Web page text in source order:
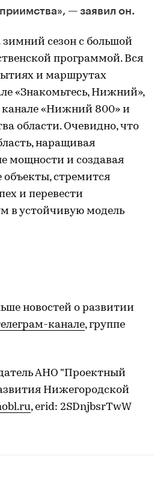
— заявил он.
зимний сезон с большой
программой. Вся
и маршрутах
«Знакомьтесь, Нижний»,
«Нижний 800» и
области. Очевидно, что
наращивая
мощности и создавая
стремится
и перевести
в устойчивую модель
новостей о развитии
канале, группе
АНО "Проектный
Нижегородской
, erid: 2SDnjbsrTwW